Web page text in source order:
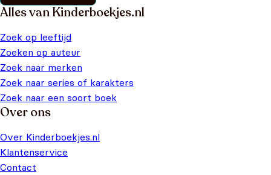
Alles van Kinderboekjes.nl
Zoek op leeftijd
Zoeken op auteur
Zoek naar merken
Zoek naar series of karakters
Zoek naar een soort boek
Over ons
Over Kinderboekjes.nl
Klantenservice
Contact